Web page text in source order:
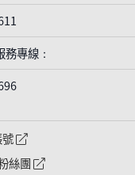
專線：
號 外網連結符號
絲團 外網連結符號